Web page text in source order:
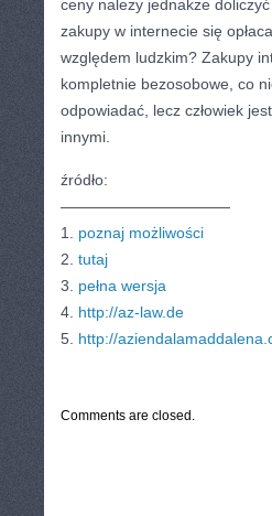
ceny należy jednakże
zakupy w internecie się
względem ludzkim? Zakupy
kompletnie bezosobowe, co
odpowiadać, lecz człowiek
innymi.
źródło:
———————————
1. poznaj możliwości
2. tutaj
3. pełna wersja
4. http://az-law.de
5. http://
Comments are closed.